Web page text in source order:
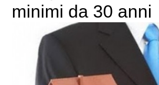
minimi da 30 anni